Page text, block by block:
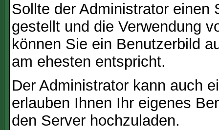
Sollte der Administrator einen
gestellt und die Verwendung
können Sie ein Benutzerbild
am ehesten entspricht.
Der Administrator kann auch
erlauben Ihnen Ihr eigenes
den Server hochzuladen.